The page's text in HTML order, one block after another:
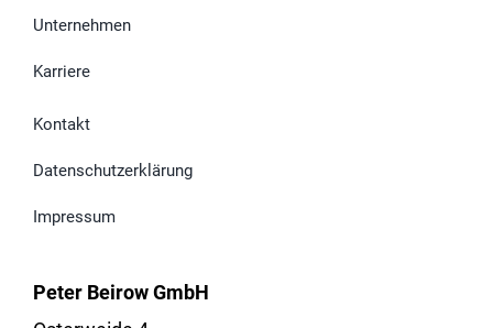
Unternehmen
Karriere
Kontakt
Datenschutzerklärung
Impressum
Peter Beirow GmbH